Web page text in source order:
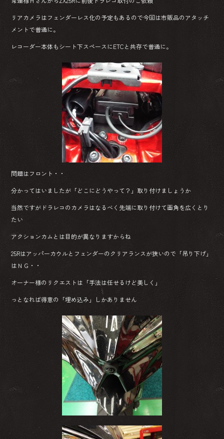
リアカメラはフェンダーレス化の予定もあるので今回は市販品のアタッチ
メントで普通に。
レコーダー本体もシート下スペースにETCと共存で普通に。
問題はフロント・・
分かってはいましたが「どこにどうやって？」取り付けましょうか
当然ですがドラレコのカメラはなるべく先端に取り付けて画角を広くとり
たい
アクションカムとは目的が異なりますからね
25Rはアッパーカウルとフェンダーのクリアランスが狭いので「吊り下げ」
はＮＧ・・
オーナー様のリクエストは「手法は任せるけど美しく」
っとなれば得意の「埋め込み」しかありません